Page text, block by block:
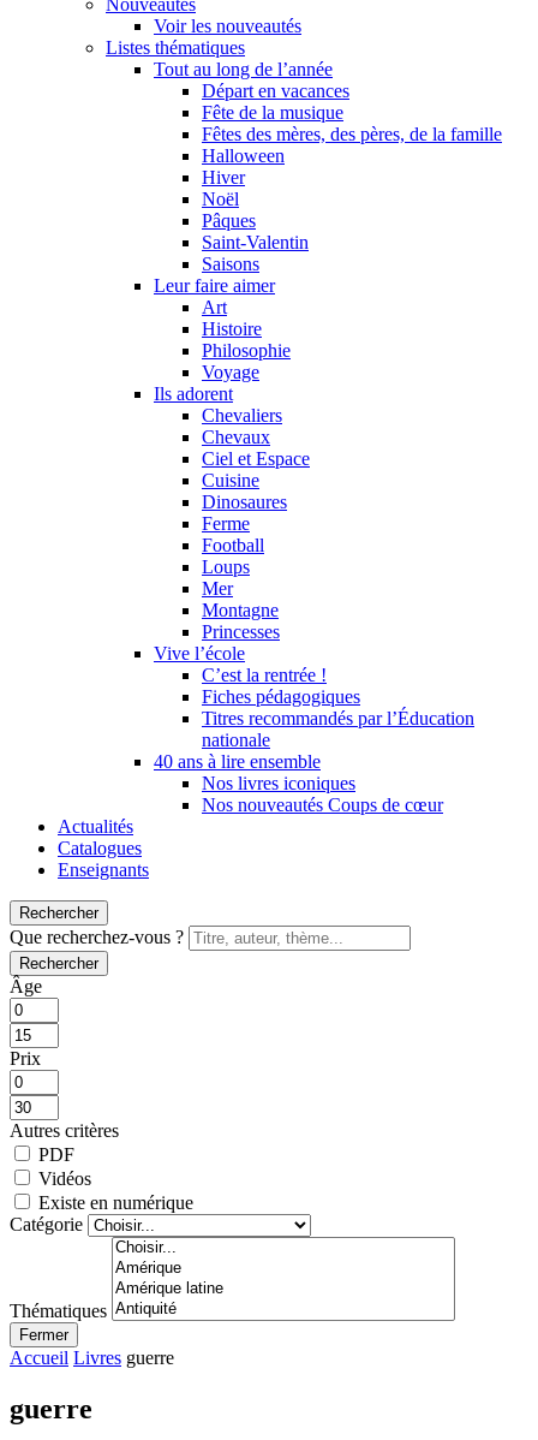
Voir les nouveautés
Listes thématiques
Tout au long de l’année
Départ en vacances
Fête de la musique
Fêtes des mères, des pères, de la famille
Halloween
Hiver
Noël
Pâques
Saint-Valentin
Saisons
Leur faire aimer
Art
Histoire
Philosophie
Voyage
Ils adorent
Chevaliers
Chevaux
Ciel et Espace
Cuisine
Dinosaures
Ferme
Football
Loups
Mer
Montagne
Princesses
Vive l’école
C’est la rentrée !
Fiches pédagogiques
Titres recommandés par l’Éducation
nationale
40 ans à lire ensemble
Nos livres iconiques
Nos nouveautés Coups de cœur
Actualités
Catalogues
Enseignants
Rechercher
Que recherchez-vous ?
Rechercher
Âge
Prix
Autres critères
PDF
Vidéos
Existe en numérique
Catégorie
Thématiques
Fermer
Accueil Livres guerre
guerre